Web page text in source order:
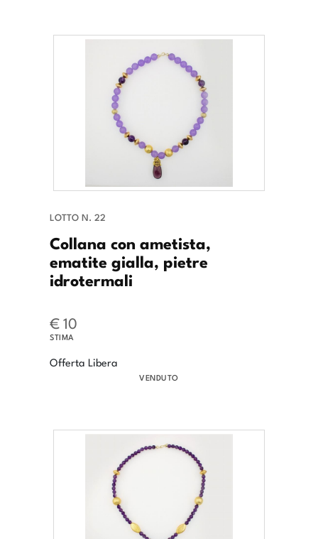
LOTTO N. 22
Collana con ametista,
ematite gialla, pietre
idrotermali
€ 10
STIMA
Offerta Libera
VENDUTO